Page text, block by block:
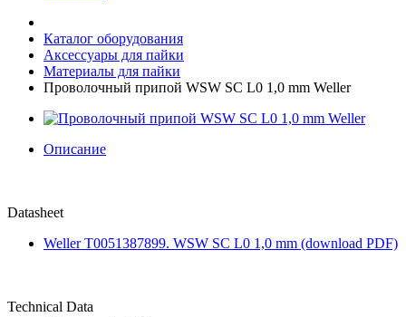
Каталог оборудования
Аксессуары для пайки
Материалы для пайки
Проволочный припой WSW SC L0 1,0 mm Weller
Описание
Datasheet
Weller T0051387899. WSW SC L0 1,0 mm (download PDF)
Technical Data